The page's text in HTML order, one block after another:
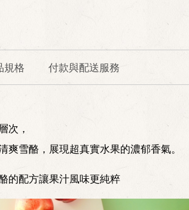
規格 付款與配送服務
次，
爽雪酪，展現超真實水果的濃郁香氣。
的配方讓果汁風味更純粹